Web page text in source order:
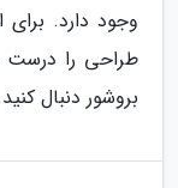
وجود دارد. برای
طراحی را درست
بروشور دنبال